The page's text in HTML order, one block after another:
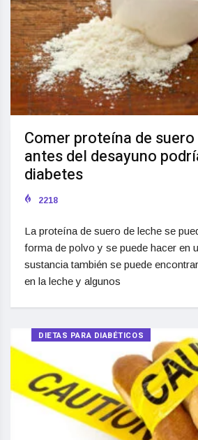
Comer proteína de
antes del desayuno
diabetes
2218
La proteína de suero de leche se
forma de polvo y se puede hacer en
sustancia también se puede
en la leche y algunos
DIETAS PARA DIABÉTICOS